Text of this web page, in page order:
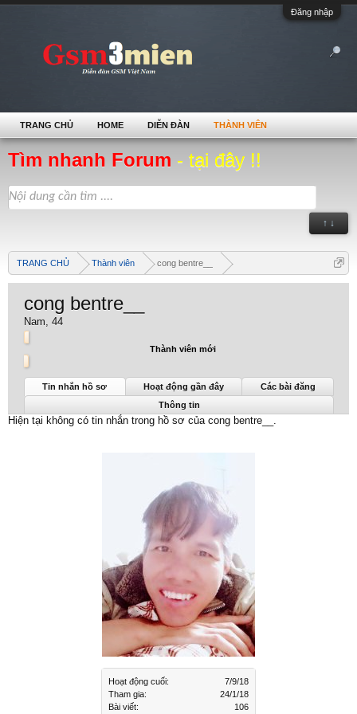
Đăng nhập
Tìm nhanh Forum - tại đây !!
↑ ↓
TRANG CHỦ Thành viên cong bentre__
Hoạt động cuối:
7/9/18
Tham gia:
24/1/18
Bài viết:
106
cong bentre__
Nam, 44
Thành viên mới
cong bentre__ được nhìn thấy lần cuối: 7/9/18
Tin nhắn hồ sơ Hoạt động gần đây
Các bài đăng
Thông tin
Hiện tại không có tin nhắn trong hồ sơ của cong bentre__.
TRANG CHỦ HOME DIỄN ĐÀN THÀNH VIÊN